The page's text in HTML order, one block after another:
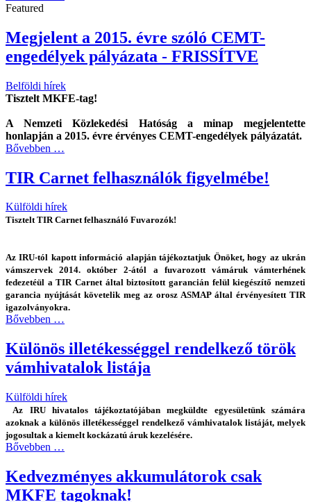
Featured
Megjelent a 2015. évre szóló CEMT-
engedélyek pályázata - FRISSÍTVE
Belföldi hírek
Tisztelt MKFE-tag!
A Nemzeti Közlekedési Hatóság a minap megjelentette
honlapján a 2015. évre érvényes CEMT-engedélyek pályázatát.
Bővebben …
TIR Carnet felhasználók figyelmébe!
Külföldi hírek
Tisztelt TIR Carnet felhasználó Fuvarozók!
Az IRU-tól kapott információ alapján tájékoztatjuk Önöket, hogy az ukrán
vámszervek 2014. október 2-ától a fuvarozott vámáruk vámterhének
fedezetéül a TIR Carnet által biztosított garancián felül kiegészítő nemzeti
garancia nyújtását követelik meg az orosz ASMAP által érvényesített TIR
igazolványokra.
Bővebben …
Különös illetékességgel rendelkező török
vámhivatalok listája
Külföldi hírek
Az IRU hivatalos tájékoztatójában megküldte egyesületünk számára
azoknak a különös illetékességgel rendelkező vámhivatalok listáját, melyek
jogosultak a kiemelt kockázatú áruk kezelésére.
Bővebben …
Kedvezményes akkumulátorok csak
MKFE tagoknak!